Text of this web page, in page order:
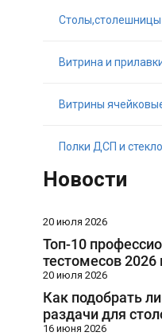
Столы,столешницы
Витрина и
Витрины
Полки ДСП и стекло
Новости
20 июля 2026
Топ-10
тестомесов 2026
20 июля 2026
Как подобрать
раздачи для
16 июня 2026